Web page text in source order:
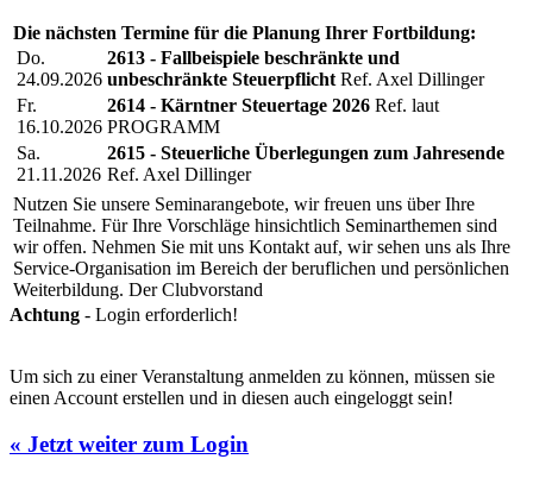
Die nächsten Termine für die Planung Ihrer Fortbildung:
Do.
24.09.2026
2613 - Fallbeispiele beschränkte und
unbeschränkte SteuerpflichtRef. Axel Dillinger
Fr.
16.10.2026
2614 - Kärntner Steuertage 2026 Ref. laut
PROGRAMM
Sa.
21.11.2026
2615 - Steuerliche Überlegungen zum Jahresende
Ref. Axel Dillinger
Nutzen Sie unsere Seminarangebote, wir freuen uns über Ihre
Teilnahme. Für Ihre Vorschläge hinsichtlich Seminarthemen sind
wir offen. Nehmen Sie mit uns Kontakt auf, wir sehen uns als Ihre
Service-Organisation im Bereich der beruflichen und persönlichen
Weiterbildung. Der Clubvorstand
Achtung - Login erforderlich!
Um sich zu einer Veranstaltung anmelden zu können, müssen sie
einen Account erstellen und in diesen auch eingeloggt sein!
« Jetzt weiter zum Login